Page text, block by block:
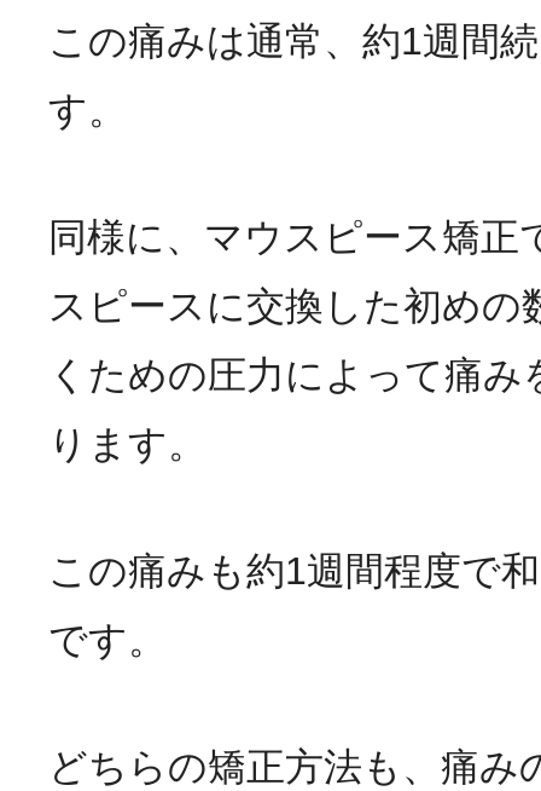
この痛みは通常、約1週間
す。
同様に、マウスピース矯正
スピースに交換した初めの
くための圧力によって痛
ります。
この痛みも約1週間程度で
です。
どちらの矯正方法も、痛み